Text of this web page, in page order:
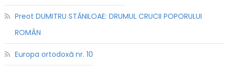
Preot DUMITRU STĂNILOAE: DRUMUL CRUCII POPORULUI
ROMÂN
Europa ortodoxă nr. 10